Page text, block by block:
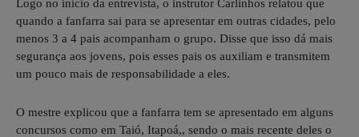
Logo no início da entrevista, o instrutor Carlinhos relatou que
quando a fanfarra sai para se apresentar em outras cidades, pelo
menos 3 a 4 pais acompanham o grupo. Disse que isso dá mais
segurança aos jovens, pois esses pais os auxiliam e transmitem
um pouco mais de responsabilidade a eles.
O mestre explicou que a fanfarra tem se apresentado em alguns
concursos como em Taió, Itapoá,, sendo o mais recente deles o